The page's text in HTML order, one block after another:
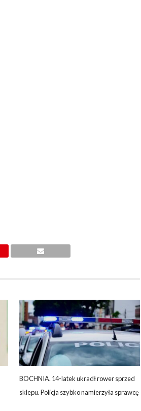
BOCHNIA. 14-latek ukradł rower sprzed
sklepu. Policja szybko namierzyła sprawcę